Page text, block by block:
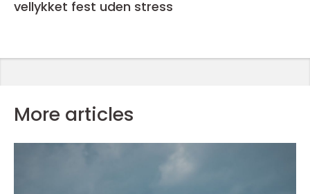
vellykket fest uden stress
More articles